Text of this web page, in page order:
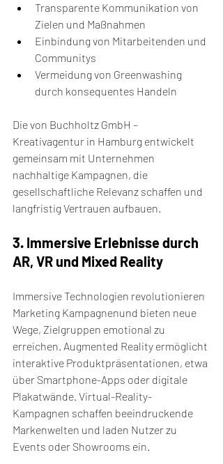
Transparente Kommunikation von
Zielen und Maßnahmen
Einbindung von Mitarbeitenden und
Communitys
Vermeidung von Greenwashing
durch konsequentes Handeln
Die von Buchholtz GmbH –
Kreativagentur in Hamburg entwickelt
gemeinsam mit Unternehmen
nachhaltige Kampagnen, die
gesellschaftliche Relevanz schaffen und
langfristig Vertrauen aufbauen.
3. Immersive Erlebnisse durch
AR, VR und Mixed Reality
Immersive Technologien revolutionieren
Marketing Kampagnenund bieten neue
Wege, Zielgruppen emotional zu
erreichen. Augmented Reality ermöglicht
interaktive Produktpräsentationen, etwa
über Smartphone-Apps oder digitale
Plakatwände. Virtual-Reality-
Kampagnen schaffen beeindruckende
Markenwelten und laden Nutzer zu
Events oder Showrooms ein.